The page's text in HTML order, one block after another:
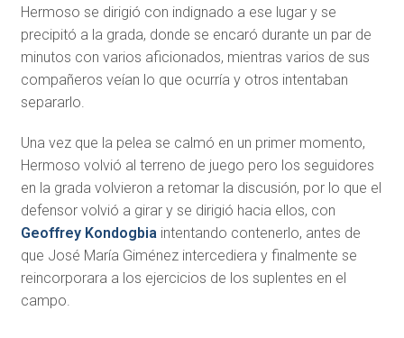
Hermoso se dirigió con indignado a ese lugar y se
precipitó a la grada, donde se encaró durante un par de
minutos con varios aficionados, mientras varios de sus
compañeros veían lo que ocurría y otros intentaban
separarlo.
Una vez que la pelea se calmó en un primer momento,
Hermoso volvió al terreno de juego pero los seguidores
en la grada volvieron a retomar la discusión, por lo que el
defensor volvió a girar y se dirigió hacia ellos, con
Geoffrey Kondogbiaintentando contenerlo, antes de
que José María Giménez intercediera y finalmente se
reincorporara a los ejercicios de los suplentes en el
campo.